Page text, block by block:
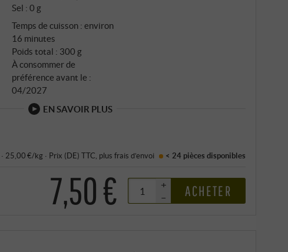
Sel : 0 g
Temps de cuisson : environ
16 minutes
Poids total : 300 g
À consommer de
préférence avant le :
04/2027
EN SAVOIR PLUS
25,00 €/kg· Prix (DE) TTC, plus frais d’envoi < 24 pièces disponibles
7,50 €
+
–
ACHETER